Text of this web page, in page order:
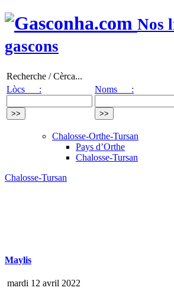
Nos
gascons
Recherche / Cèrca...
Lòcs :
Noms :
Chalosse-Orthe-Tursan
Pays d’Orthe
Chalosse-Tursan
Chalosse-Tursan
Maylis
mardi 12 avril 2022